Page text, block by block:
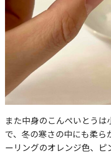
また中身のこんぺいとう
で、冬の寒さの中にも柔
ーリングのオレンジ色、ピ